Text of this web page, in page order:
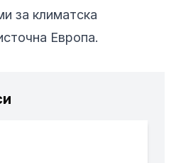
за климатска
Европа.